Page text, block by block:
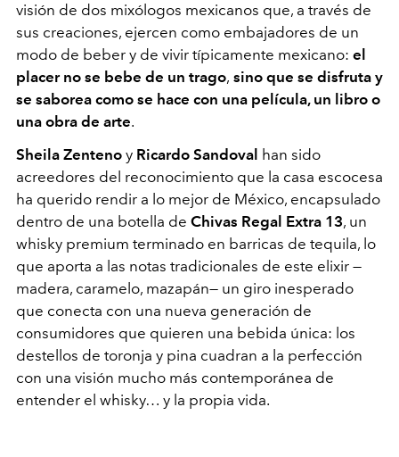
visión de dos mixólogos mexicanos que, a través de
sus creaciones, ejercen como embajadores de un
modo de beber y de vivir típicamente mexicano: el
placer no se bebe de un trago, sino que se disfruta y
se saborea como se hace con una película, un libro o
una obra de arte.
Sheila Zenteno y Ricardo Sandoval han sido
acreedores del reconocimiento que la casa escocesa
ha querido rendir a lo mejor de México, encapsulado
dentro de una botella de Chivas Regal Extra 13, un
whisky premium terminado en barricas de tequila, lo
que aporta a las notas tradicionales de este elixir —
madera, caramelo, mazapán— un giro inesperado
que conecta con una nueva generación de
consumidores que quieren una bebida única: los
destellos de toronja y pina cuadran a la perfección
con una visión mucho más contemporánea de
entender el whisky… y la propia vida.